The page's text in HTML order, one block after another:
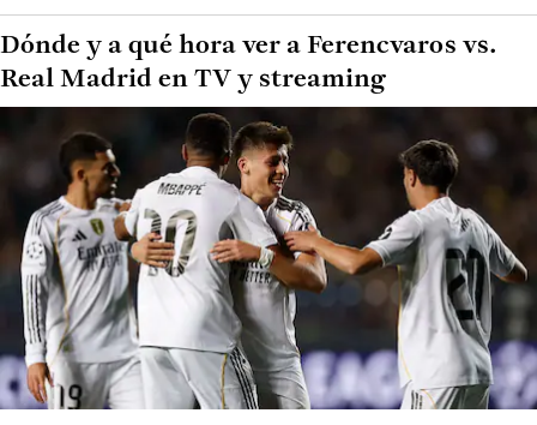
Dónde y a qué hora ver a Ferencvaros vs.
Real Madrid en TV y streaming